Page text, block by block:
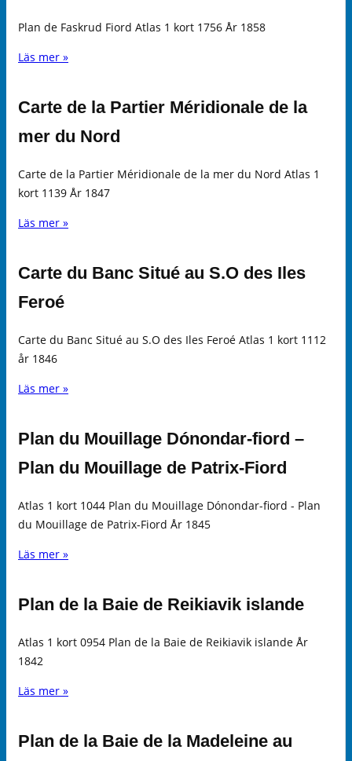
Plan de Faskrud Fiord Atlas 1 kort 1756 År 1858
Läs mer »
Carte de la Partier Méridionale de la
mer du Nord
Carte de la Partier Méridionale de la mer du Nord Atlas 1
kort 1139 År 1847
Läs mer »
Carte du Banc Situé au S.O des Iles
Feroé
Carte du Banc Situé au S.O des Iles Feroé Atlas 1 kort 1112
år 1846
Läs mer »
Plan du Mouillage Dónondar-fiord –
Plan du Mouillage de Patrix-Fiord
Atlas 1 kort 1044 Plan du Mouillage Dónondar-fiord - Plan
du Mouillage de Patrix-Fiord År 1845
Läs mer »
Plan de la Baie de Reikiavik islande
Atlas 1 kort 0954 Plan de la Baie de Reikiavik islande År
1842
Läs mer »
Plan de la Baie de la Madeleine au